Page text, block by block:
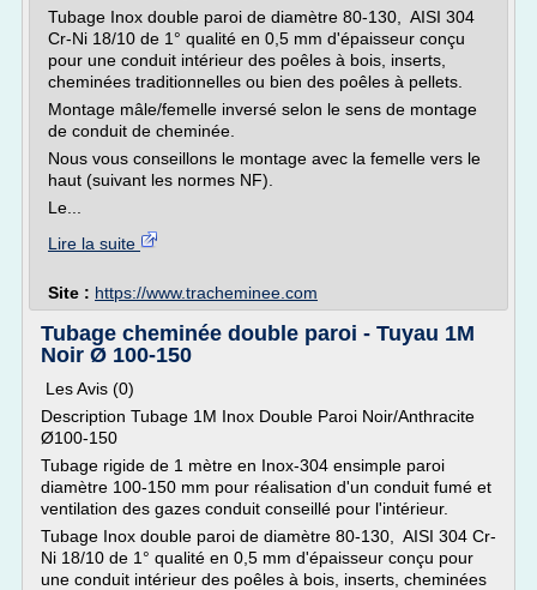
Tubage Inox double paroi de diamètre 80-130, AISI 304
Cr-Ni 18/10 de 1° qualité en 0,5 mm d'épaisseur conçu
pour une conduit intérieur des poêles à bois, inserts,
cheminées traditionnelles ou bien des poêles à pellets.
Montage mâle/femelle inversé selon le sens de montage
de conduit de cheminée.
Nous vous conseillons le montage avec la femelle vers le
haut (suivant les normes NF).
Le...
Lire la suite
Site : https://www.tracheminee.com
Tubage cheminée double paroi - Tuyau 1M
Noir Ø 100-150
Les Avis (0)
Description Tubage 1M Inox Double Paroi Noir/Anthracite
Ø100-150
Tubage rigide de 1 mètre en Inox-304 ensimple paroi
diamètre 100-150 mm pour réalisation d'un conduit fumé et
ventilation des gazes conduit conseillé pour l'intérieur.
Tubage Inox double paroi de diamètre 80-130, AISI 304 Cr-
Ni 18/10 de 1° qualité en 0,5 mm d'épaisseur conçu pour
une conduit intérieur des poêles à bois, inserts, cheminées